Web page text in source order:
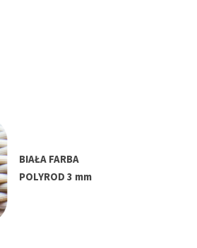
BIAŁA FARBA
POLYROD 3 mm